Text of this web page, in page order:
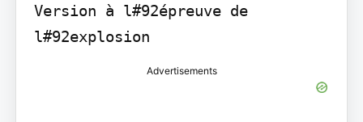
Version à l#92épreuve de
Advertisements